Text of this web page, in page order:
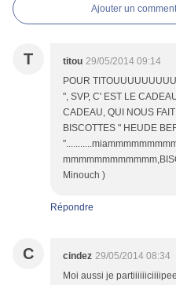
Ajouter un
T titou 29/05/2014 09:14
POUR
", SVP, C' EST LE
CADEAU, QUI NOUS
BISCOTTES " HEUDE
Minouch )
Répondre
C cindez 29/05/2014 08:34
Moi aussi je